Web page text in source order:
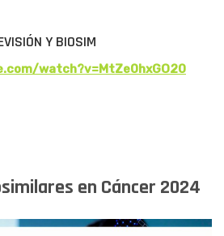
Y BIOSIM
watch?v=MtZe0hxGO20
en Cáncer 2024